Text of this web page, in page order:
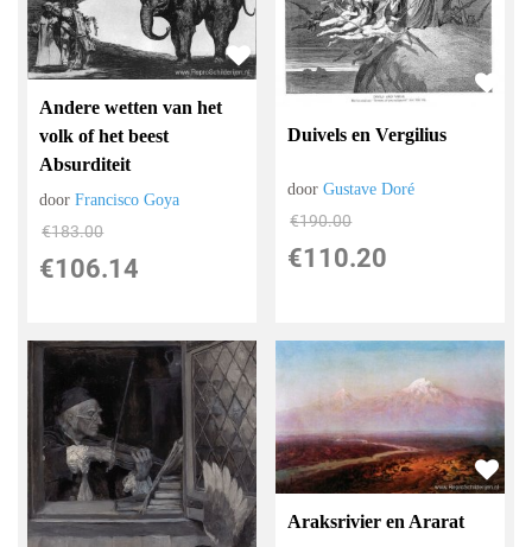
Andere wetten van het
volk of het beest
Absurditeit
doorFrancisco Goya
€183.00
€106.14
Duivels en Vergilius
doorGustave Doré
€190.00
€110.20
Araksrivier en Ararat